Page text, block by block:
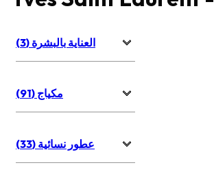
العناية بالبشرة (3)
مكياج (91)
عطور نسائية (33)